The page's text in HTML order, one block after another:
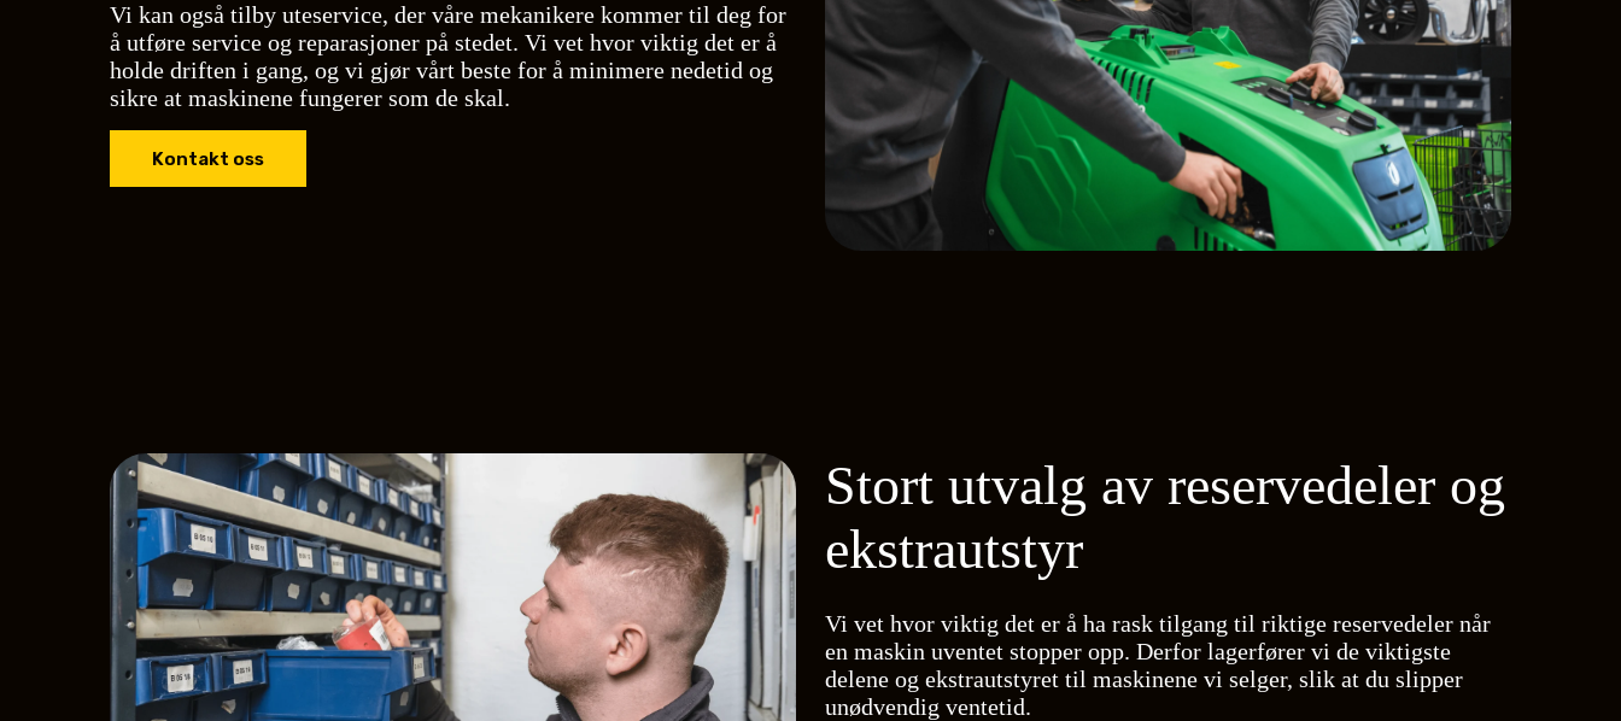
Vi kan også tilby uteservice, der våre mekanikere kommer til deg for
å utføre service og reparasjoner på stedet. Vi vet hvor viktig det er å
holde driften i gang, og vi gjør vårt beste for å minimere nedetid og
sikre at maskinene fungerer som de skal.
Kontakt oss
Stort utvalg av reservedeler og
ekstrautstyr
Vi vet hvor viktig det er å ha rask tilgang til riktige reservedeler når
en maskin uventet stopper opp. Derfor lagerfører vi de viktigste
delene og ekstrautstyret til maskinene vi selger, slik at du slipper
unødvendig ventetid.